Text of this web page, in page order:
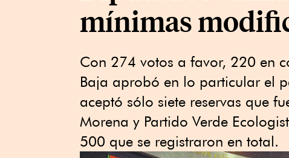
mínimas
Con 274 votos a favor, 220 en
Baja aprobó en lo particular el
aceptó sólo siete reservas que
Morena y Partido Verde
500 que se registraron en total.